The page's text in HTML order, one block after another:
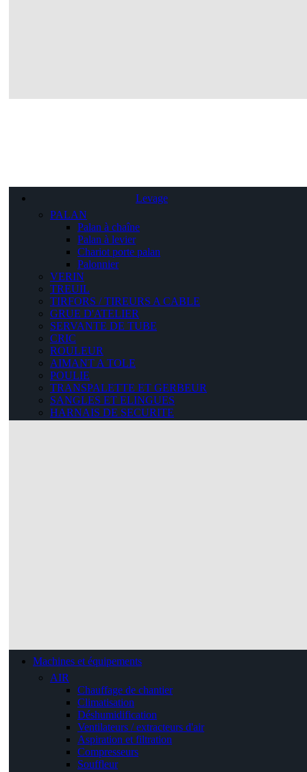
Levage
PALAN
Palan à chaîne
Palan à levier
Chariot porte palan
Palonnier
VERIN
TREUIL
TIRFORS / TIREURS A CABLE
GRUE D'ATELIER
SERVANTE DE TUBE
CRIC
ROULEUR
AIMANT A TOLE
POULIE
TRANSPALETTE ET GERBEUR
SANGLES ET ELINGUES
HARNAIS DE SECURITE
Machines et équipements
AIR
Chauffage de chantier
Climatisation
Déshumidification
Ventilateurs / extracteurs d'air
Aspiration et filtration
Compresseurs
Souffleur